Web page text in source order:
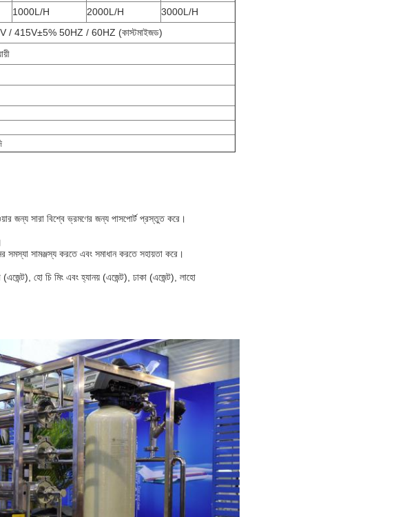
1000L/H 2000L/H
3000L/H
/ 415V±5% 50HZ / 60HZ (কাস্টমাইজড)
জন্য সারা বিশ্বে ভ্রমণের জন্য পাসপোর্ট প্রস্তুত করে।
সমস্যা সামঞ্জস্য করতে এবং সমাধান করতে সহায়তা করে।
(এজেন্ট), হো চি মিং এবং হ্যানয় (এজেন্ট), ঢাকা (এজেন্ট), লাহো